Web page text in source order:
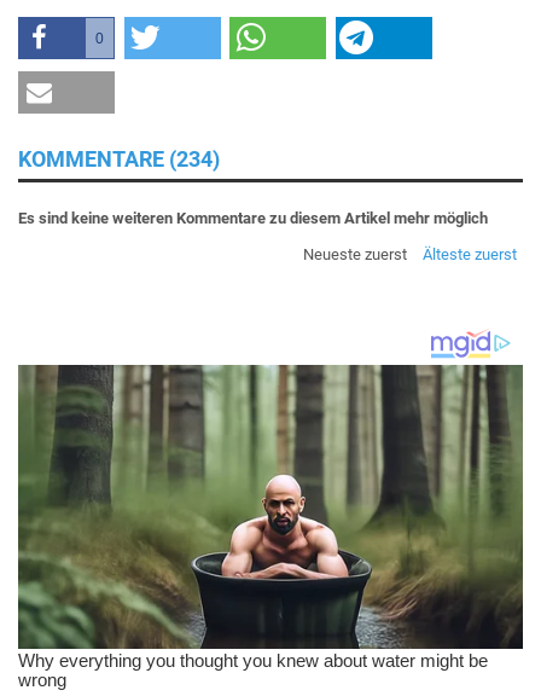
0
KOMMENTARE (234)
Es sind keine weiteren Kommentare zu diesem Artikel mehr möglich
Neueste zuerst
Älteste zuerst